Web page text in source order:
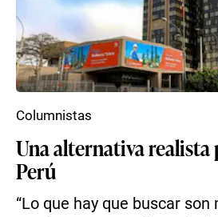
Una alternativa realista
Perú
“Lo que hay que buscar
Columnistas